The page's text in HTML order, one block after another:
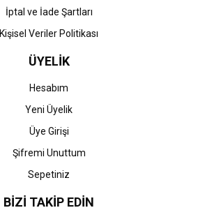
İptal ve İade Şartları
Kişisel Veriler Politikası
ÜYELİK
Hesabım
Yeni Üyelik
Üye Girişi
Şifremi Unuttum
Sepetiniz
BİZİ TAKİP EDİN